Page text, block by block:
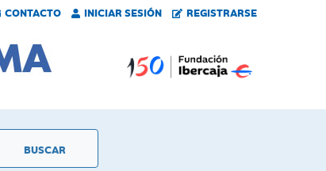
CONTACTO INICIAR SESIÓN REGISTRARSE